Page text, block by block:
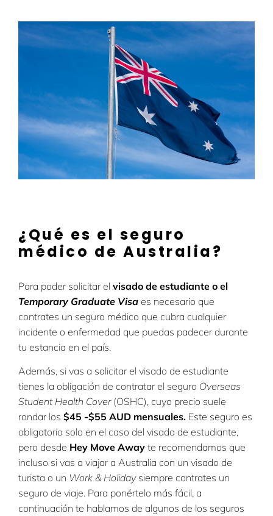
¿Qué es el seguro
médico de Australia?
Para poder solicitar el visado de estudiante o el
Temporary Graduate Visa es necesario que
contrates un seguro médico que cubra cualquier
incidente o enfermedad que puedas padecer durante
tu estancia en el país.
Además, si vas a solicitar el visado de estudiante
tienes la obligación de contratar el seguro Overseas
Student Health Cover (OSHC), cuyo precio suele
rondar los $45 -$55 AUD mensuales. Este seguro es
obligatorio solo en el caso del visado de estudiante,
pero desde Hey Move Away te recomendamos que
incluso si vas a viajar a Australia con un visado de
turista o un Work & Holidaysiempre contrates un
seguro de viaje. Para ponértelo más fácil, a
continuación te hablamos de algunos de los seguros